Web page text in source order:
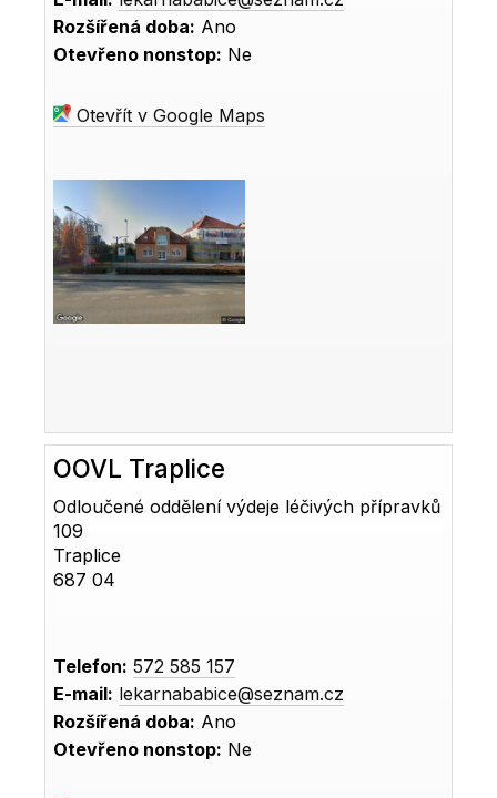
Rozšířená doba: Ano
Otevřeno nonstop: Ne
Otevřít v Google Maps
OOVL Traplice
Odloučené oddělení výdeje léčivých přípravků
109
Traplice
687 04
Telefon: 572 585 157
E-mail: lekarnababice@seznam.cz
Rozšířená doba: Ano
Otevřeno nonstop: Ne